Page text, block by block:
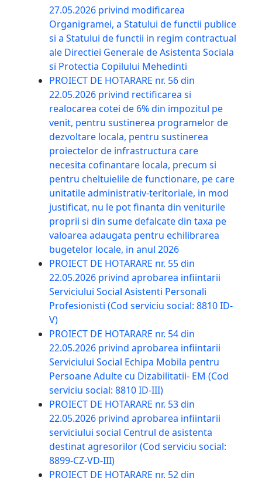
27.05.2026 privind modificarea
Organigramei, a Statului de functii publice
si a Statului de functii in regim contractual
ale Directiei Generale de Asistenta Sociala
si Protectia Copilului Mehedinti
PROIECT DE HOTARARE nr. 56 din
22.05.2026 privind rectificarea si
realocarea cotei de 6% din impozitul pe
venit, pentru sustinerea programelor de
dezvoltare locala, pentru sustinerea
proiectelor de infrastructura care
necesita cofinantare locala, precum si
pentru cheltuielile de functionare, pe care
unitatile administrativ-teritoriale, in mod
justificat, nu le pot finanta din veniturile
proprii si din sume defalcate din taxa pe
valoarea adaugata pentru echilibrarea
bugetelor locale, in anul 2026
PROIECT DE HOTARARE nr. 55 din
22.05.2026 privind aprobarea infiintarii
Serviciului Social Asistenti Personali
Profesionisti (Cod serviciu social: 8810 ID-
V)
PROIECT DE HOTARARE nr. 54 din
22.05.2026 privind aprobarea infiintarii
Serviciului Social Echipa Mobila pentru
Persoane Adulte cu Dizabilitatii- EM (Cod
serviciu social: 8810 ID-III)
PROIECT DE HOTARARE nr. 53 din
22.05.2026 privind aprobarea infiintarii
serviciului social Centrul de asistenta
destinat agresorilor (Cod serviciu social:
8899-CZ-VD-III)
PROIECT DE HOTARARE nr. 52 din